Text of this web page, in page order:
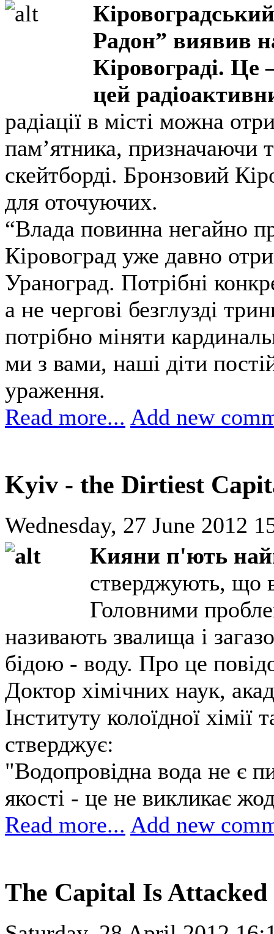
Радон” виявив
Кіровограді.
цей
радіації в місті можна
пам’ятника, призначаючи
скейтборді. Бронзовий
для оточуючих.
“Влада повинна негайно
Кіровоград уже давно
Ураноград. Потрібні
а не чергові безглузді
потрібно міняти
ми з вами, наші діти
ураження.
Read more... Add new
Kyiv - the Dirtiest
Wednesday, 27 June 2012
Кияни п'ють
стверджують, що
Головними
називають звалища і
бідою - воду. Про це
Доктор хімічних наук,
Інституту колоїдної
стверджує:
"Водопровідна вода не є
якості - це не викликає
Read more... Add new
The Capital Is Attacked